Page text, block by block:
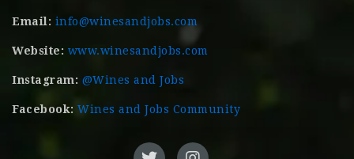
Email: info@winesandjobs.com
Website: www.winesandjobs.com
Instagram: @Wines and Jobs
Facebook: Wines and Jobs Community